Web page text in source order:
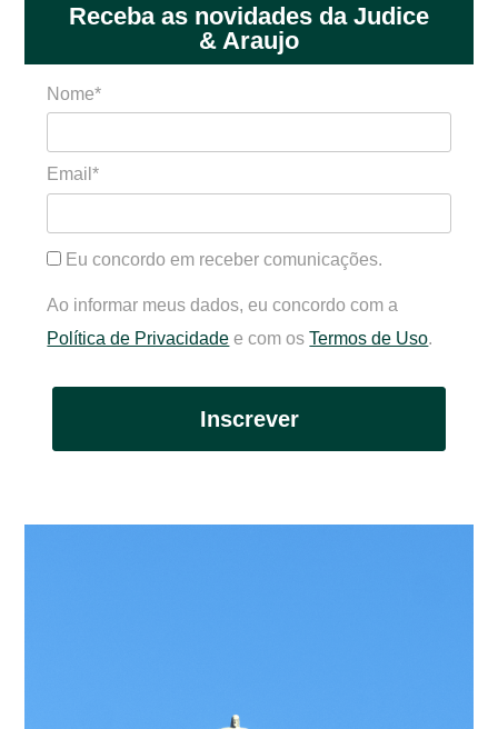
Receba as novidades da Judice
& Araujo
Nome*
Email*
Eu concordo em receber comunicações.
Ao informar meus dados, eu concordo com a
Política de Privacidade e com osTermos de Uso.
Inscrever